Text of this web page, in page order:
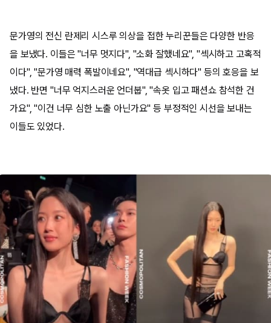
문가영의 전신 란제리 시스루 의상을 접한 누리꾼들은 다양한 반응
을 보냈다. 이들은 "너무 멋지다", "소화 잘했네요", "섹시하고 고혹적
이다", "문가영 매력 폭발이네요", "역대급 섹시하다" 등의 호응을 보
냈다. 반면 "너무 억지스러운 언더붑", "속옷 입고 패션쇼 참석한 건
가요", "이건 너무 심한 노출 아닌가요" 등 부정적인 시선을 보내는
이들도 있었다.